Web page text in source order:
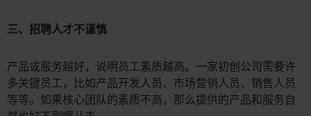
三、招聘人才不谨慎
产品或服务越好，说明员工素质越高。一家初创公司需要许
多关键员工，比如产品开发人员、市场营销人员、销售人员
等等。如果核心团队的素质不高，那么提供的产品和服务自